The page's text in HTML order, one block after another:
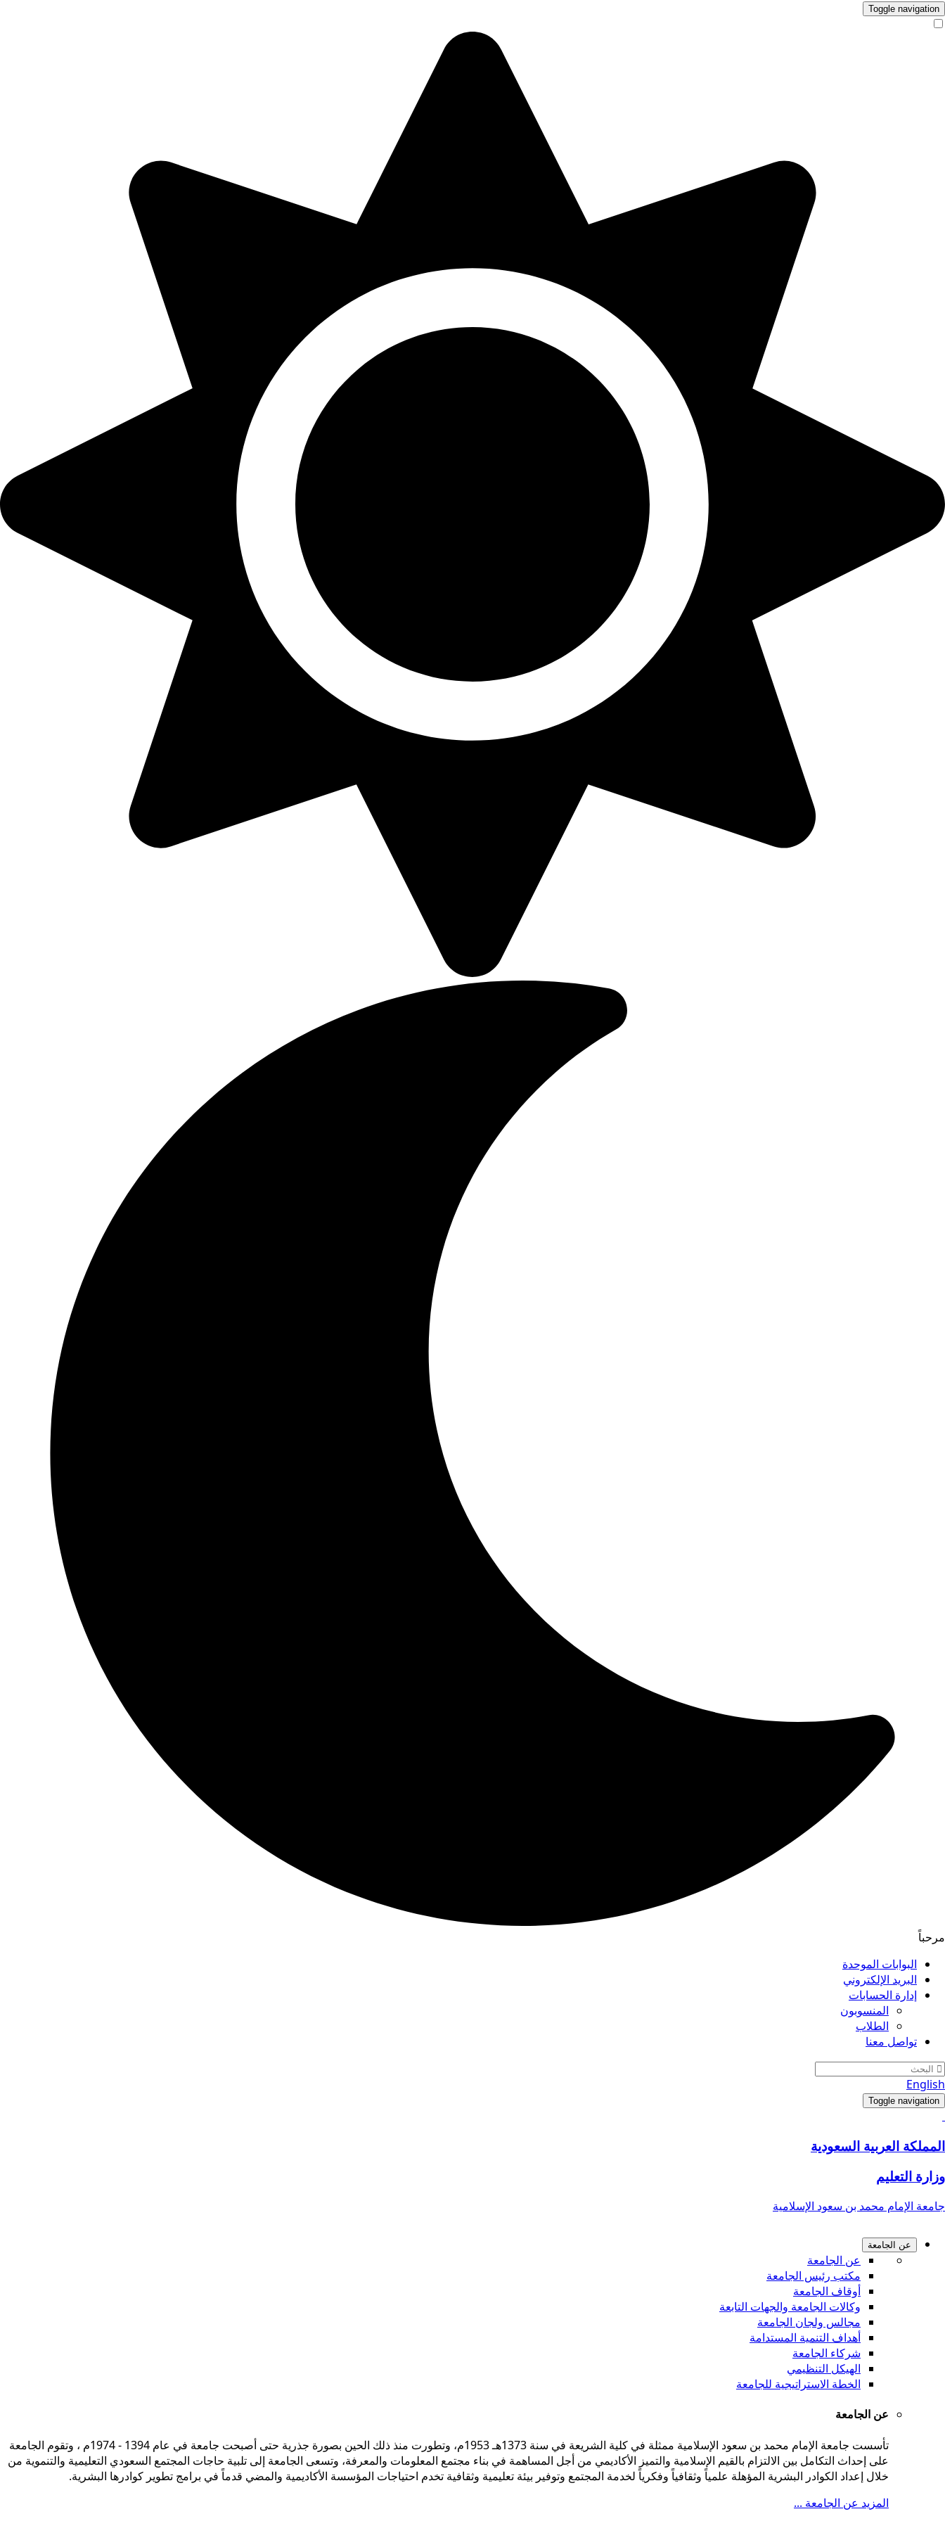
Toggle navigation
مرحباً
البوابات الموحدة
البريد الإلكتروني
إدارة الحسابات
المنسوبون
الطلاب
تواصل معنا
English
Toggle navigation
المملكة العربية السعودية
وزارة التعليم
جامعة الإمام محمد بن سعود الإسلامية
عن الجامعة
عن الجامعة
مكتب رئيس الجامعة
أوقاف الجامعة
وكالات الجامعة والجهات التابعة
مجالس ولجان الجامعة
أهداف التنمية المستدامة
شركاء الجامعة
الهيكل التنظيمي
الخطة الاستراتيجية للجامعة
عن الجامعة
تأسست جامعة الإمام محمد بن سعود الإسلامية ممثلة في كلية الشريعة في سنة 1373هـ 1953م، وتطورت منذ ذلك الحين بصورة جذرية حتى أصبحت جامعة في عام 1394 - 1974م ، وتقوم الجامعة
على إحداث التكامل بين الالتزام بالقيم الإسلامية والتميز الأكاديمي من أجل المساهمة في بناء مجتمع المعلومات والمعرفة، وتسعى الجامعة إلى تلبية حاجات المجتمع السعودي التعليمية والتنموية من
خلال إعداد الكوادر البشرية المؤهلة علمياً وثقافياً وفكرياً لخدمة المجتمع وتوفير بيئة تعليمية وثقافية تخدم احتياجات المؤسسة الأكاديمية والمضي قدماً في برامج تطوير كوادرها البشرية.
المزيد عن الجامعة ...